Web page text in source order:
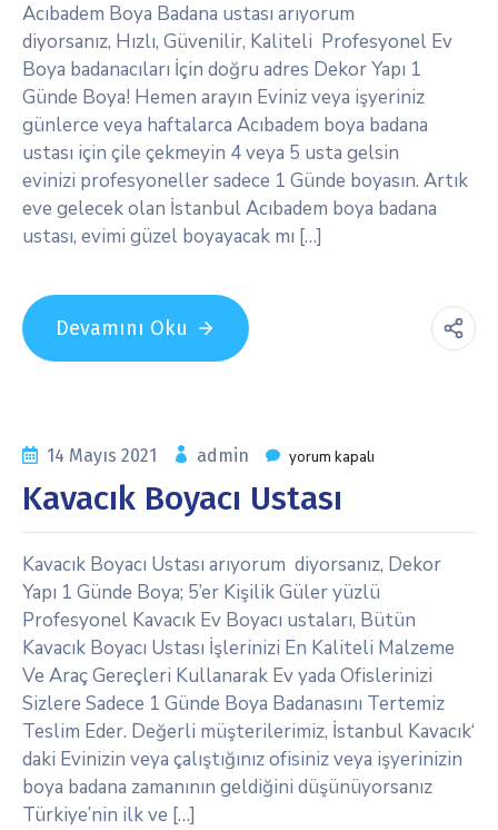
Acıbadem Boya Badana ustası arıyorum
diyorsanız, Hızlı, Güvenilir, Kaliteli Profesyonel Ev
Boya badanacıları İçin doğru adres Dekor Yapı 1
Günde Boya! Hemen arayın Eviniz veya işyeriniz
günlerce veya haftalarca Acıbadem boya badana
ustası için çile çekmeyin 4 veya 5 usta gelsin
evinizi profesyoneller sadece 1 Günde boyasın. Artık
eve gelecek olan İstanbul Acıbadem boya badana
ustası, evimi güzel boyayacak mı […]
Devamını Oku
14 Mayıs 2021 admin yorum kapalı
Kavacık Boyacı Ustası
Kavacık Boyacı Ustası arıyorum diyorsanız, Dekor
Yapı 1 Günde Boya; 5’er Kişilik Güler yüzlü
Profesyonel Kavacık Ev Boyacı ustaları, Bütün
Kavacık Boyacı Ustası İşlerinizi En Kaliteli Malzeme
Ve Araç Gereçleri Kullanarak Ev yada Ofislerinizi
Sizlere Sadece 1 Günde Boya Badanasını Tertemiz
Teslim Eder. Değerli müşterilerimiz, İstanbul Kavacık‘
daki Evinizin veya çalıştığınız ofisiniz veya işyerinizin
boya badana zamanının geldiğini düşünüyorsanız
Türkiye’nin ilk ve […]